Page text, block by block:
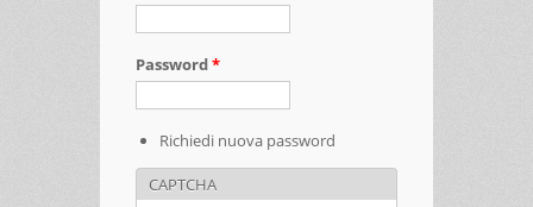
Password*
Richiedi nuova password
CAPTCHA